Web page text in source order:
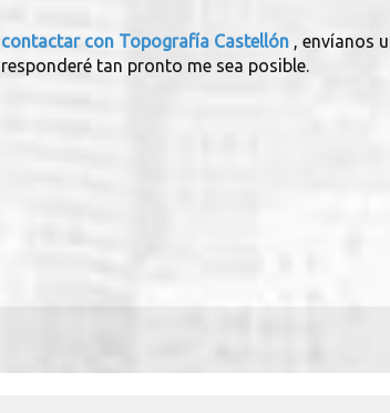
contactar con Topografía Castellón , envíanos
tan pronto me sea posible.